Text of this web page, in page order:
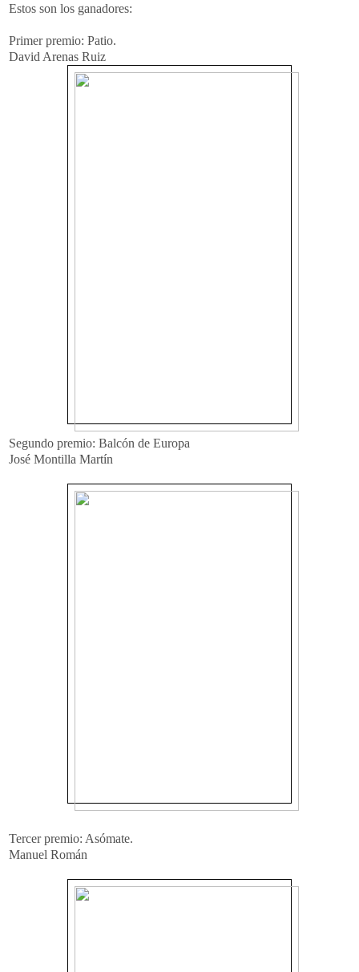
Estos son los ganadores:
Primer premio: Patio.
David Arenas Ruiz
Segundo premio: Balcón de Europa
José Montilla Martín
Tercer premio: Asómate.
Manuel Román